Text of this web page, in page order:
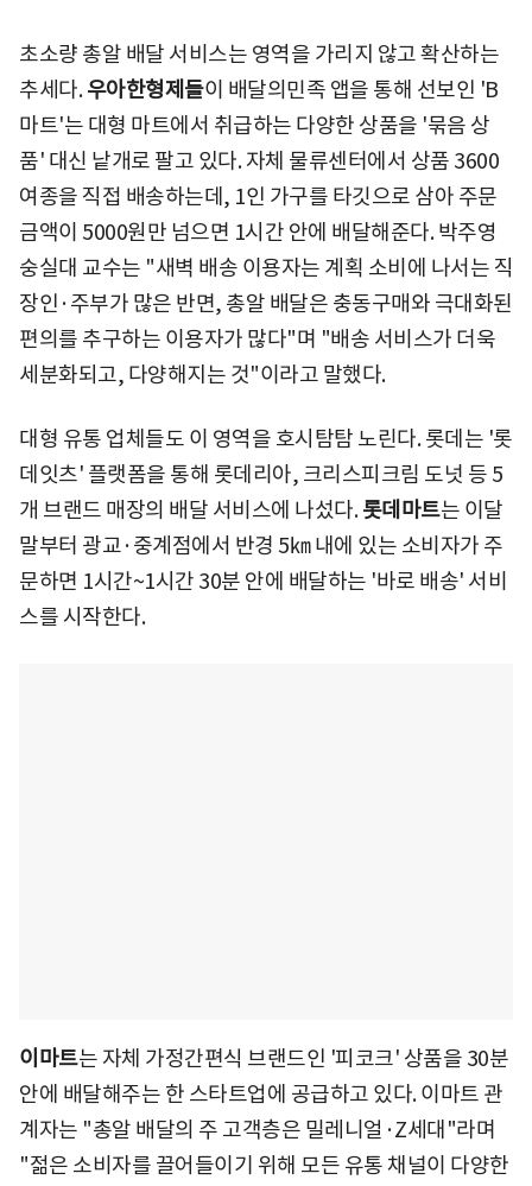
초소량 총알 배달 서비스는 영역을 가리지 않고 확산하는
추세다.우아한형제들이 배달의민족 앱을 통해 선보인 'B
마트'는 대형 마트에서 취급하는 다양한 상품을 '묶음 상
품' 대신 낱개로 팔고 있다. 자체 물류센터에서 상품 3600
여종을 직접 배송하는데, 1인 가구를 타깃으로 삼아 주문
금액이 5000원만 넘으면 1시간 안에 배달해준다. 박주영
숭실대 교수는 "새벽 배송 이용자는 계획 소비에 나서는 직
장인·주부가 많은 반면, 총알 배달은 충동구매와 극대화된
편의를 추구하는 이용자가 많다"며 "배송 서비스가 더욱
세분화되고, 다양해지는 것"이라고 말했다.
대형 유통 업체들도 이 영역을 호시탐탐 노린다. 롯데는 '롯
데잇츠' 플랫폼을 통해 롯데리아, 크리스피크림 도넛 등 5
개 브랜드 매장의 배달 서비스에 나섰다.롯데마트는 이달
말부터 광교·중계점에서 반경 5㎞ 내에 있는 소비자가 주
문하면 1시간~1시간 30분 안에 배달하는 '바로 배송' 서비
스를 시작한다.
이마트는 자체 가정간편식 브랜드인 '피코크' 상품을 30분
안에 배달해주는 한 스타트업에 공급하고 있다. 이마트 관
계자는 "총알 배달의 주 고객층은 밀레니얼·Z세대"라며
"젊은 소비자를 끌어들이기 위해 모든 유통 채널이 다양한